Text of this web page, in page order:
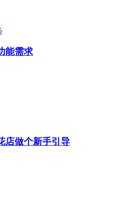
能需求
店做个新手引导